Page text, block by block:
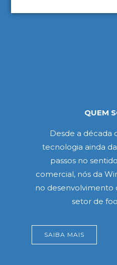
QUEM
Desde a década
tecnologia ainda
passos no
comercial, nós da
no desenvolvimento
setor de
SAIBA MAIS